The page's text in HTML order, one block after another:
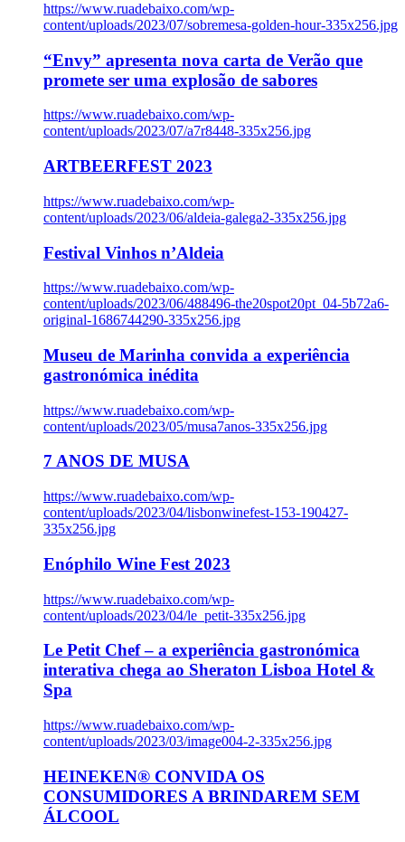
https://www.ruadebaixo.com/wp-
content/uploads/2023/07/sobremesa-golden-hour-335x256.jpg
“Envy” apresenta nova carta de Verão que
promete ser uma explosão de sabores
https://www.ruadebaixo.com/wp-
content/uploads/2023/07/a7r8448-335x256.jpg
ARTBEERFEST 2023
https://www.ruadebaixo.com/wp-
content/uploads/2023/06/aldeia-galega2-335x256.jpg
Festival Vinhos n’Aldeia
https://www.ruadebaixo.com/wp-
content/uploads/2023/06/488496-the20spot20pt_04-5b72a6-
original-1686744290-335x256.jpg
Museu de Marinha convida a experiência
gastronómica inédita
https://www.ruadebaixo.com/wp-
content/uploads/2023/05/musa7anos-335x256.jpg
7 ANOS DE MUSA
https://www.ruadebaixo.com/wp-
content/uploads/2023/04/lisbonwinefest-153-190427-
335x256.jpg
Enóphilo Wine Fest 2023
https://www.ruadebaixo.com/wp-
content/uploads/2023/04/le_petit-335x256.jpg
Le Petit Chef – a experiência gastronómica
interativa chega ao Sheraton Lisboa Hotel &
Spa
https://www.ruadebaixo.com/wp-
content/uploads/2023/03/image004-2-335x256.jpg
HEINEKEN® CONVIDA OS
CONSUMIDORES A BRINDAREM SEM
ÁLCOOL